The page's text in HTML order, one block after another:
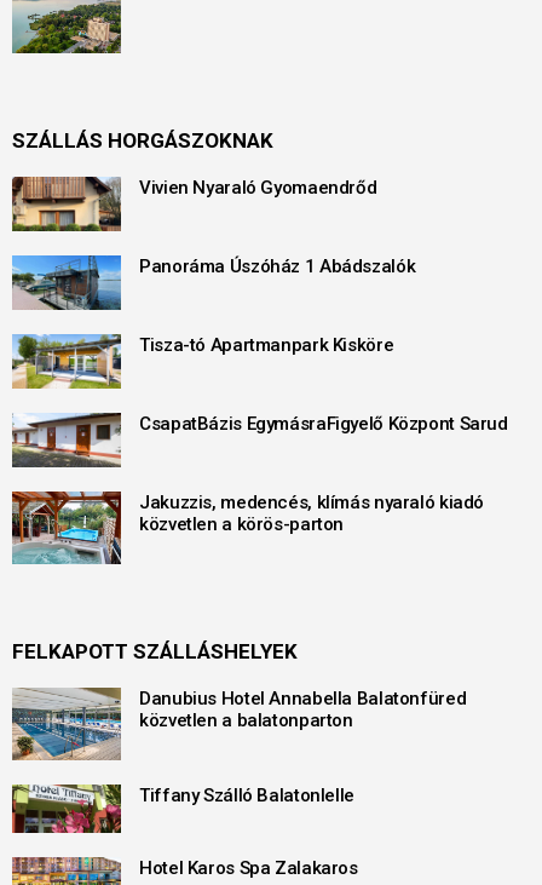
SZÁLLÁS HORGÁSZOKNAK
Vivien Nyaraló Gyomaendrőd
Panoráma Úszóház 1 Abádszalók
Tisza-tó Apartmanpark Kisköre
CsapatBázis EgymásraFigyelő Központ Sarud
Jakuzzis, medencés, klímás nyaraló kiadó
közvetlen a körös-parton
FELKAPOTT SZÁLLÁSHELYEK
Danubius Hotel Annabella Balatonfüred
közvetlen a balatonparton
Tiffany Szálló Balatonlelle
Hotel Karos Spa Zalakaros